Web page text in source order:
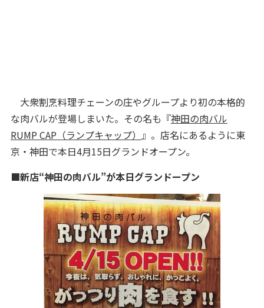
大衆割烹料理チェーンの庄やグループより初の本格的
な肉バルが登場しまいた。その名も『神田の肉バル
RUMP CAP（ランプキャップ） 』。店名にあるように東
京・神田で本日4月15日グランドオープン。
■新店“神田の肉バル”が本日グランドープン